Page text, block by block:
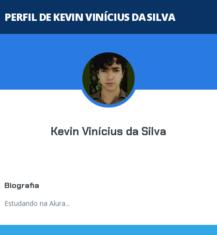
PERFIL DE KEVIN VINÍCIUS DA SILVA
Kevin Vinícius da Silva
Biografia
Estudando na Alura...